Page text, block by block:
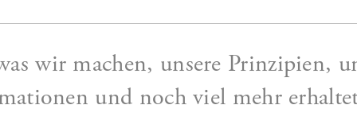
wir machen, unsere Prinzipien,
und noch viel mehr